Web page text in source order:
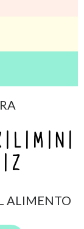
L M N
Z
ALIMENTO